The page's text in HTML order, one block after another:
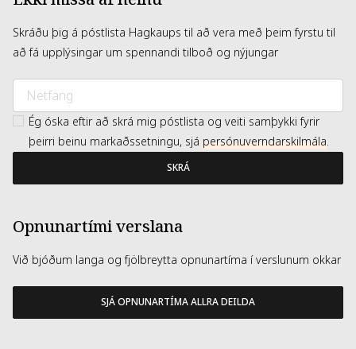
Skráðu þig á póstlista Hagkaups til að vera með þeim fyrstu til
að fá upplýsingar um spennandi tilboð og nýjungar
Ég óska eftir að skrá mig póstlista og veiti samþykki fyrir
þeirri beinu markaðssetningu, sjá persónuverndarskilmála.
SKRÁ
Opnunartími verslana
Við bjóðum langa og fjölbreytta opnunartíma í verslunum okkar
SJÁ OPNUNARTÍMA ALLRA DEILDA